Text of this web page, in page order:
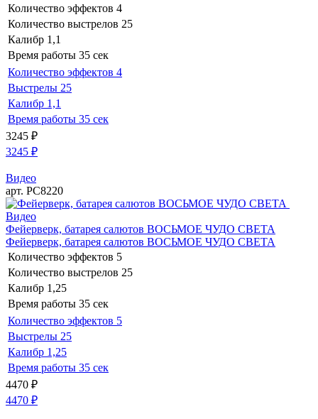
Количество эффектов 4
Количество выстрелов 25
Калибр 1,1
Время работы 35 сек
Количество эффектов 4
Выстрелы 25
Калибр 1,1
Время работы 35 сек
3245 ₽
3245 ₽
Видео
арт. РС8220
Видео
Фейерверк, батарея салютов ВОСЬМОЕ ЧУДО СВЕТА
Фейерверк, батарея салютов ВОСЬМОЕ ЧУДО СВЕТА
Количество эффектов 5
Количество выстрелов 25
Калибр 1,25
Время работы 35 сек
Количество эффектов 5
Выстрелы 25
Калибр 1,25
Время работы 35 сек
4470 ₽
4470 ₽